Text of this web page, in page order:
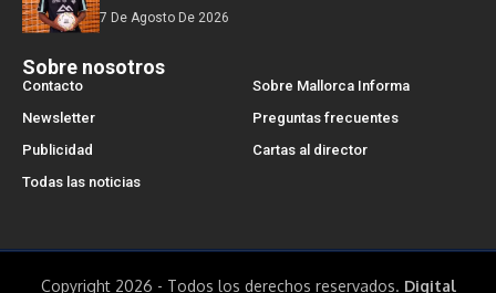
7 De Agosto De 2026
Sobre nosotros
Contacto
Sobre Mallorca Informa
Newsletter
Preguntas frecuentes
Publicidad
Cartas al director
Todas las noticias
Copyright 2026 - Todos los derechos reservados. Digital